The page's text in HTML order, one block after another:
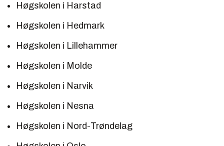
Høgskolen i Harstad
Høgskolen i Hedmark
Høgskolen i Lillehammer
Høgskolen i Molde
Høgskolen i Narvik
Høgskolen i Nesna
Høgskolen i Nord-Trøndelag